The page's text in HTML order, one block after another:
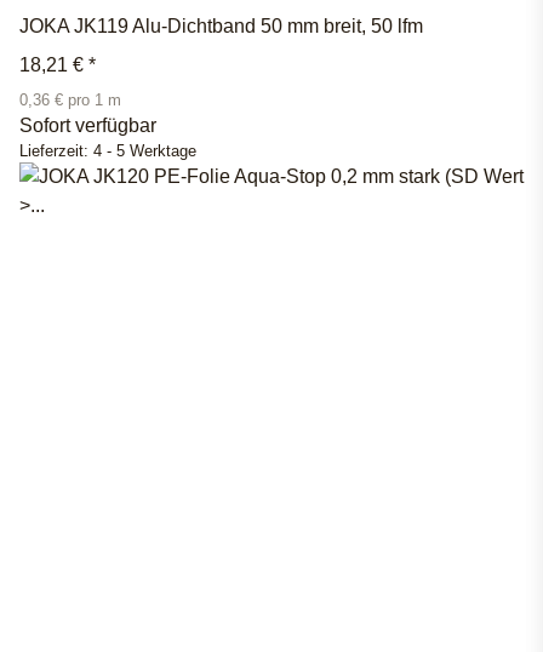
JOKA JK119 Alu-Dichtband 50 mm breit, 50 lfm
18,21 € *
0,36 € pro 1 m
Sofort verfügbar
Lieferzeit: 4 - 5 Werktage